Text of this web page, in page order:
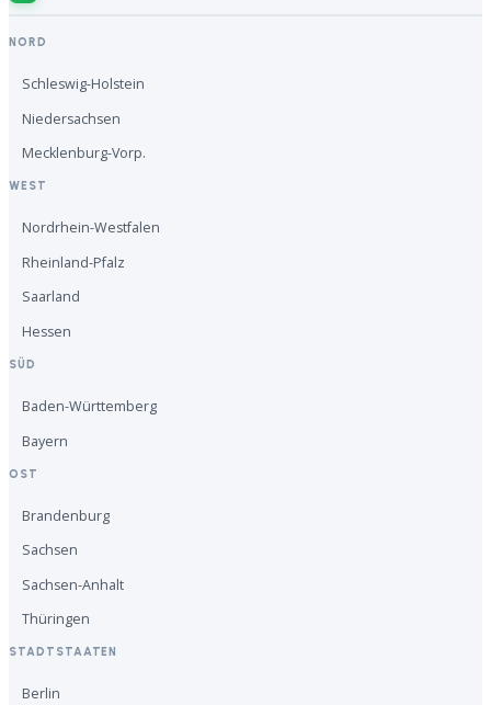
NORD
Schleswig-Holstein
Niedersachsen
Mecklenburg-Vorp.
WEST
Nordrhein-Westfalen
Rheinland-Pfalz
Saarland
Hessen
SÜD
Baden-Württemberg
Bayern
OST
Brandenburg
Sachsen
Sachsen-Anhalt
Thüringen
STADTSTAATEN
Berlin